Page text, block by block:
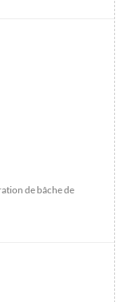
de bâche de